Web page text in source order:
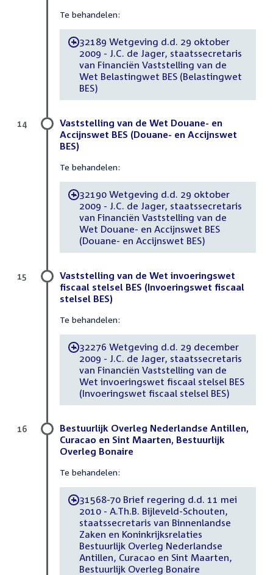
Te behandelen:
-32189 Wetgeving d.d. 29 oktober
2009 - J.C. de Jager, staatssecretaris
van Financiën Vaststelling van de
Wet Belastingwet BES (Belastingwet
BES)
Vaststelling van de Wet Douane- en
Accijnswet BES (Douane- en Accijnswet
BES)
Te behandelen:
-32190 Wetgeving d.d. 29 oktober
2009 - J.C. de Jager, staatssecretaris
van Financiën Vaststelling van de
Wet Douane- en Accijnswet BES
(Douane- en Accijnswet BES)
14
Vaststelling van de Wet invoeringswet
fiscaal stelsel BES (Invoeringswet fiscaal
stelsel BES)
Te behandelen:
-32276 Wetgeving d.d. 29 december
2009 - J.C. de Jager, staatssecretaris
van Financiën Vaststelling van de
Wet invoeringswet fiscaal stelsel BES
(Invoeringswet fiscaal stelsel BES)
15
Bestuurlijk Overleg Nederlandse Antillen,
Curacao en Sint Maarten, Bestuurlijk
Overleg Bonaire
Te behandelen:
-31568-70 Brief regering d.d. 11 mei
2010 - A.Th.B. Bijleveld-Schouten,
staatssecretaris van Binnenlandse
Zaken en Koninkrijksrelaties
Bestuurlijk Overleg Nederlandse
Antillen, Curacao en Sint Maarten,
Bestuurlijk Overleg Bonaire
16